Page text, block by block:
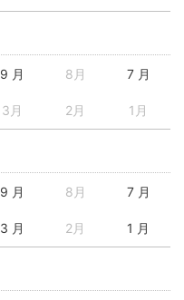
9 月 8月 7 月
3月 2月 1月
9 月 8月 7 月
3 月 2月 1 月